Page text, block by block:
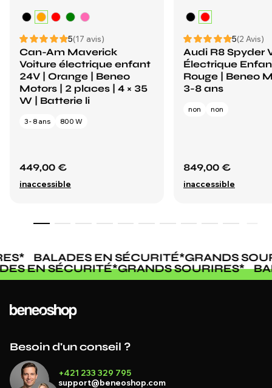
5(17 avis)
Can-Am Maverick
Voiture électrique enfant
24V | Orange | Beneo
Motors | 2 places | 4 × 35
W | Batterie li
3 - 8 ans 800 W
449,00 €
inaccessible
5(2 Avis)
Audi R8 Spyder
Électrique
Rouge | Beneo
3-8 ans
non non
849,00 €
inaccessible
* BALADES EN SÉCURITÉ*GRANDS
EN SÉCURITÉ*GRANDS SOURIRES*
Besoin d'un conseil ?
+421 233 329 795
support@beneoshop.com